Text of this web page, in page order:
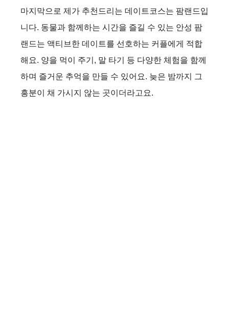
마지막으로 제가 추천드리는 데이트코스는 팜랜드입
니다. 동물과 함께하는 시간을 즐길 수 있는 안성 팜
랜드는 액티브한 데이트를 선호하는 커플에게 적합
해요. 양을 먹이 주기, 말 타기 등 다양한 체험을 함께
하며 즐거운 추억을 만들 수 있어요. 늦은 밤까지 그
흥분이 채 가시지 않는 곳이더라고요.